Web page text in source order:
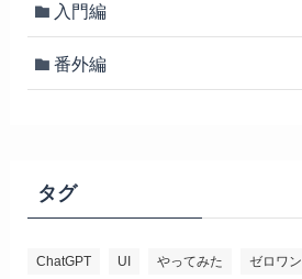
入門編
番外編
タグ
ChatGPT UI やってみた ゼロワン